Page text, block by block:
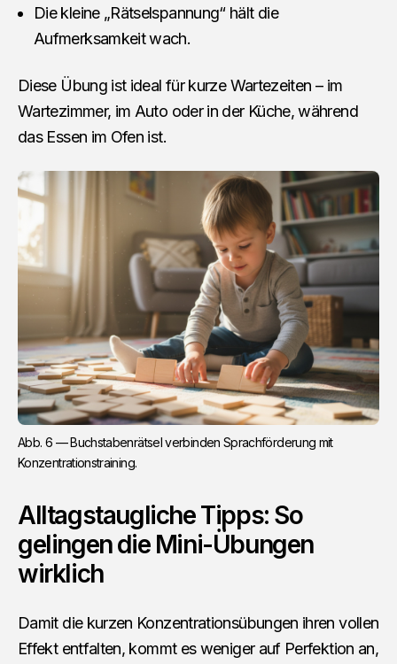
Die kleine „Rätselspannung“ hält die
Aufmerksamkeit wach.
Diese Übung ist ideal für kurze Wartezeiten – im
Wartezimmer, im Auto oder in der Küche, während
das Essen im Ofen ist.
Abb. 6 — Buchstabenrätsel verbinden Sprachförderung mit
Konzentrationstraining.
Alltagstaugliche Tipps: So
gelingen die Mini-Übungen
wirklich
Damit die kurzen Konzentrationsübungen ihren vollen
Effekt entfalten, kommt es weniger auf Perfektion an,